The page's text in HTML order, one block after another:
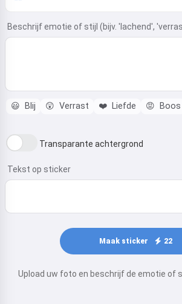
Beschrijf emotie of stijl (bijv. 'lachend',
😃 Blij 😲 Verrast ❤️ Liefde 😡 Boos
Transparante achtergrond
Tekst op sticker
Maak sticker 22
Upload uw foto en beschrijf de emotie of